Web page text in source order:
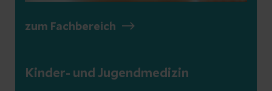
zum Fachbereich
Kinder- und Jugendmedizin